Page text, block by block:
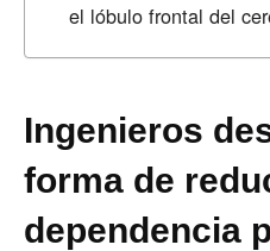
el lóbulo frontal del
Ingenieros
forma de
dependencia